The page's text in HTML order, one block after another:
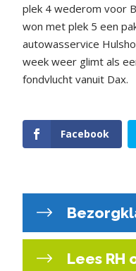
plek 4 wederom voor
won met plek 5 een
autowasservice
week weer glimt als
fondvlucht vanuit Dax.
Facebook
Lees RH